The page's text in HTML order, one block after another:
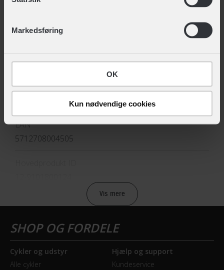
ændre det ved at klikke på linket "Brug af cookies"
Markedsføring
OK
Kun nødvendige cookies
TEKNISKE SPECIFIKATIONER
BASISINFORMATION
7-9 år
Børnecykel type
EAN
5712708004505
Sikkerheds- og producentinfo
Model år
2018
Vis mere
Cykler og udstyr
Alle cykler
Hjælp og support
Kundeservice